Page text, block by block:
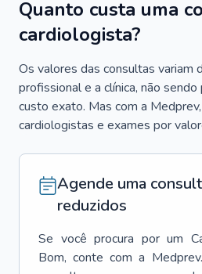
Quanto custa uma
cardiologista?
Os valores das consultas variam
profissional e a clínica, não
custo exato. Mas com a
cardiologistas e exames por
Agende uma
reduzidos
Se você procura por um
Bom, conte com a